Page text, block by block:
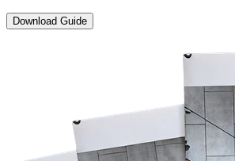
Download Guide​​​​‌ ‍ ​‍​‍‌‍ ‌ ​‍‌‍‍‌‌‍‌ ‌‍‍‌‌‍ ‍​‍​‍​ ‍‍​‍​‍‌ ​ ‌‍​‌‌‍ ‍‌‍‍‌‌ ‌​‌ ‍‌​‍ ‍‌‍‍‌‌‍ ​‍​‍​‍ ​​‍​‍‌‍‍​‌ ​‍‌‍‌‌‌‍‌‍​‍​‍​ ‍‍​‍​‍‌‍‍​‌ ‌​‌ ‌​‌ ​​‌ ​ ​ ‍‍​‍ ​‍ ‌‍​‍‌‍‌‍‌ ​​​‍ ‌‌ ​​‌ ​‍‌‍ ‌ ​​‌‍‌‌‌ ​‍‌ ‌​‌ ‍‌​‍ ‌‌‍‌ ‌ ​‍‌‍ ‌ ‌‌‌ ​​​‍ ‍‌ ‌‍‌‍‌‌‌ ​‍‌‍​ ‌‍‌‌‌‍ ​​‍ ‍‌‍​‌‌ ​​‌ ​​​‍ ‌ ​ ‌ ‌​‌ ‌‌‌‍‌​‌‍‍‌‌‍ ​‍ ‌‍‍‌‌‍ ‍‌ ‌​‌‍‌‌‌‍ ‍‌ ‌​​‍ ‌‍‌‌‌‍‌​‌‍‍‌‌ ‌​​‍ ‌‍ ‌‌‍ ‌‍‌​‌‍‌‌​ ‌‌ ​​‌ ​‍‌‍‌‌‌ ​ ‌‍‌‌‌‍ ‍‌ ‌​‌‍​‌‌ ‌​‌‍‍‌‌‍ ‌‍ ‍​ ‍ ‌‍‍‌‌‍‌​​ ‌‌‍‍​‌‍ ‌‍ ‌‌‍‌‌‌‌​​‌‍​‌‌‍‌ ‌‍‌‌​ ‍ ‌ ‌​‌ ‍‌‌ ​​‌‍‌‌​ ‌‌‍‍​‌‍ ‌‍ ‌‌‍‌‌‌‌​​‌‍​‌‌‍‌ ‌‍‌‌​ ‍ ‌ ​​‌‍​‌‌ ‌​‌‍‍​​ ‌‌‍‌ ‌ ‌‌‌‍‍‌‌‍‌​‌‍‌‌‌ ​ ‌​​‍‌‍ ​‌‍ ‌‍​ ‌‍‍ ​‍ ‍‌‍‌ ‌ ‌‌‌‍‍‌‌‍‌​‌‍‌‌‌ ​ ​‍‌‌​ ‌‌‌​​‍‌‌ ‌‍‍ ‌‍‌‌‌ ‍‌​‍‌‌​ ​ ‌​‌​​‍‌‌​ ​ ‌​‌​​‍‌‌​ ​‍​ ​‍‌‍‌ ​‍ ‌​ ​‌​‍‌‌​ ​‍​ ​‍​‍‌‌​ ‌‌‌​‌​​‍ ‍‌‍​ ‌ ‌​‌‍​‌​‍ ‍‌‍ ​‌‍​‌‌‍​‍‌‍‌‌‌‍ ​​ ‌‍​‍‌‍​‌‌ ​ ‌‍‌‌‌‌‌‌‌ ​‍‌‍ ​​ ‌‌‍‍​‌ ‌​‌ ‌​‌ ​​‌ ​ ​‍‌‌​ ​ ‌​​‌​‍‌‌​ ​‍‌​‌‍​‍‌‌​ ​‍‌​‌‍‌‍​‍‌‍‌‍‌ ​​​‍ ‌‌ ​​‌ ​‍‌‍ ‌ ​​‌‍‌‌‌ ​‍‌ ‌​‌ ‍‌​‍ ‌‌‍‌ ‌ ​‍‌‍ ‌ ‌‌‌ ​​​‍ ‍‌ ‌‍‌‍‌‌‌ ​‍‌‍​ ‌‍‌‌‌‍ ​​‍ ‍‌‍​‌‌ ​​‌ ​​​‍‌‌​ ​‍‌​‌‍‌ ​ ‌ ‌​‌ ‌‌‌‍‌​‌‍‍‌‌‍ ​‍‌‍‌‍‍‌‌‍‌​​ ‌‌‍‍​‌‍ ‌‍ ‌‌‍‌‌‌‌​​‌‍​‌‌‍‌ ‌‍‌‌​‍‌‍‌ ‌​‌ ‍‌‌ ​​‌‍‌‌​ ‌‌‍‍​‌‍ ‌‍ ‌‌‍‌‌‌‌​​‌‍​‌‌‍‌ ‌‍‌‌​‍‌‍‌ ​​‌‍​‌‌ ‌​‌‍‍​​ ‌‌‍‌ ‌ ‌‌‌‍‍‌‌‍‌​‌‍‌‌‌ ​ ‌​​‍‌‍ ​‌‍ ‌‍​ ‌‍‍ ​‍ ‍‌‍‌ ‌ ‌‌‌‍‍‌‌‍‌​‌‍‌‌‌ ​ ​‍‌‌​ ‌‌‌​​‍‌‌ ‌‍‍ ‌‍‌‌‌ ‍‌​‍‌‌​ ​ ‌​‌​​‍‌‌​ ​ ‌​‌​​‍‌‌​ ​‍​ ​‍‌‍‌ ​‍ ‌​ ​‌​‍‌‌​ ​‍​ ​‍​‍‌‌​ ‌‌‌​‌​​‍ ‍‌‍​ ‌ ‌​‌‍​‌​‍ ‍‌‍ ​‌‍​‌‌‍​‍‌‍‌‌‌‍ ​​‍‌‍‌ ​​‌‍‌‌‌ ​‍‌ ​ ‌ ​​‌‍‌‌‌‍​ ‌ ‌​‌‍‍‌‌ ‌‍‌‍‌‌​ ‌‌ ​​‌ ‌‌‌‍​‍‌‍ ​‌‍‍‌‌ ​ ‌‍‍​‌‍‌‌‌‍‌​​‍​‍‌ ‌